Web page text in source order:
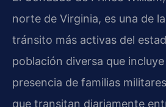
norte de Virginia, es una de
tránsito más activas del
población diversa que
presencia de familias
que transitan diariamente